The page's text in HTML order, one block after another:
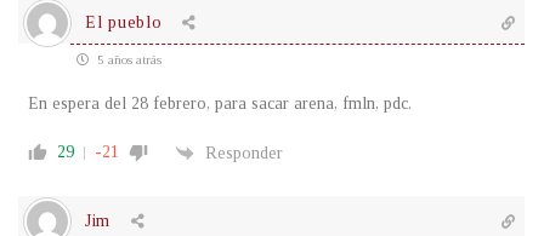
El pueblo
5 años atrás
En espera del 28 febrero, para sacar arena, fmln, pdc.
29 -21 Responder
Jim